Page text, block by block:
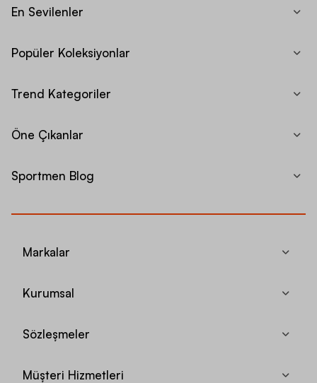
En Sevilenler
Popüler Koleksiyonlar
Trend Kategoriler
Öne Çıkanlar
Sportmen Blog
Markalar
Kurumsal
Sözleşmeler
Müşteri Hizmetleri